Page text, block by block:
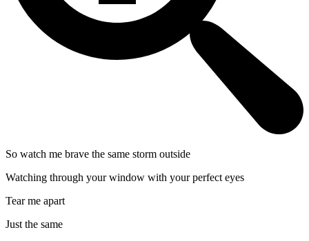
So watch me brave the same storm outside
Watching through your window with your perfect eyes
Tear me apart
Just the same